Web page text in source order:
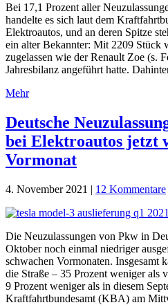
Bei 17,1 Prozent aller
handelte es sich laut dem
Elektroautos, und an deren Spitze
ein alter Bekannter: Mit 2209 Stück
zugelassen wie der Renault Zoe (s.
Jahresbilanz angeführt hatte.
Mehr
Deutsche
bei Elektroautos jetzt
Vormonat
4. November 2021 | 12 Kommentare
Die Neuzulassungen von Pkw in
Oktober noch einmal niedriger
schwachen Vormonaten. Insgesamt
die Straße – 35 Prozent weniger als
9 Prozent weniger als in diesem
Kraftfahrtbundesamt (KBA) am